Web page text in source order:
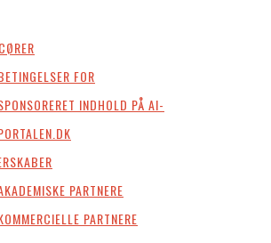
FOR
INDHOLD PÅ AI-
PARTNERE
PARTNERE